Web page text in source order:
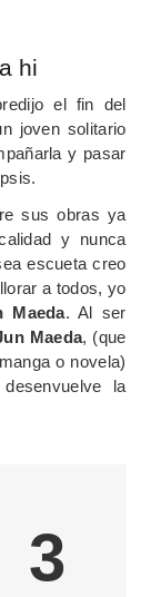
hi
el fin del
joven solitario
y pasar
sus obras ya
y nunca
escueta creo
a todos, yo
Maeda. Al ser
Maeda, (que
o novela)
la
3